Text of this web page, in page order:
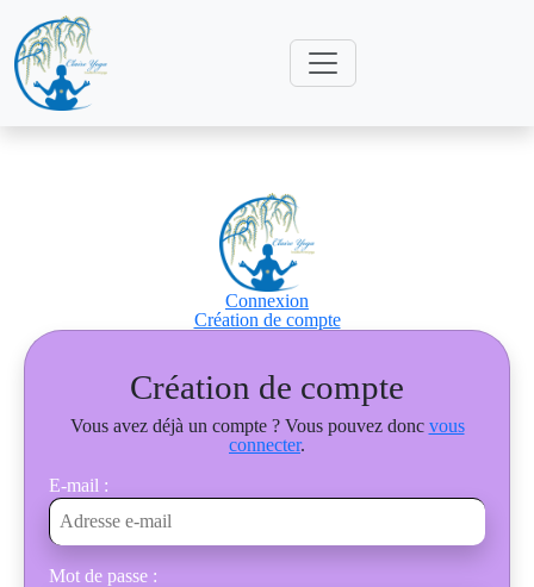
Connexion
Création de compte
Création de compte
Vous avez déjà un compte ? Vous pouvez donc vous
connecter.
E-mail :
Mot de passe :